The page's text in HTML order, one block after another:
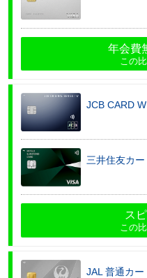
年会費
この
JCB CARD W
三井住友カー
ス
この
JAL 普通カー